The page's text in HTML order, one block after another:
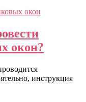
окон?
инструкция